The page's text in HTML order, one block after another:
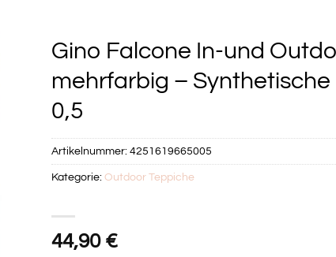
Gino Falcone In-und
mehrfarbig – Synthetische
0,5
44,90 €
Artikelnummer: 4251619665005
Kategorie: Outdoor Teppiche